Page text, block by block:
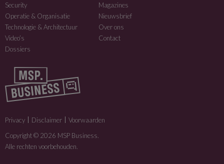
Security
Operatie & Organisatie
Technologie & Architectuur
Video’s
Dossiers
Magazines
Nieuwsbrief
Over ons
Contact
Privacy Disclaimer
Voorwaarden
Copyright © 2026 MSP Business.
Alle rechten voorbehouden.